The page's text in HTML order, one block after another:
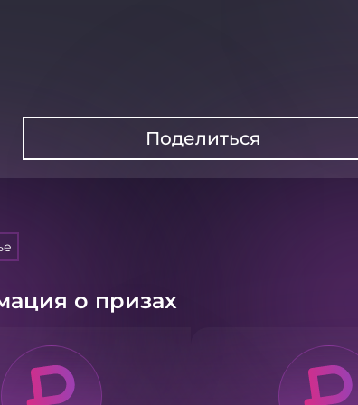
Поделиться
о призах